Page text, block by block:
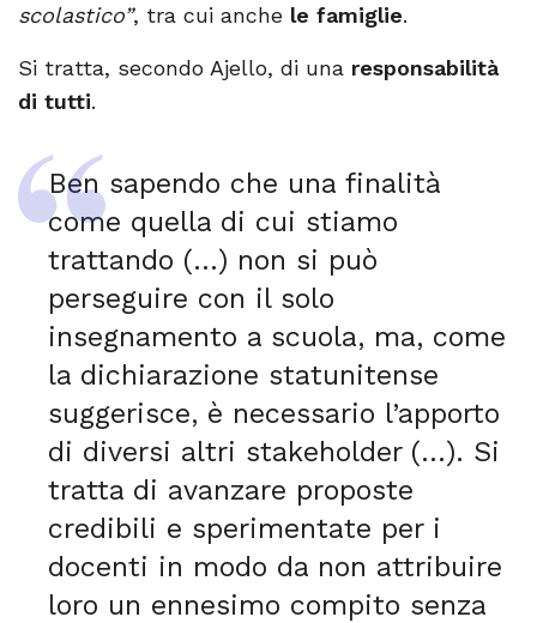
scolastico”, tra cui anche le famiglie.
Si tratta, secondo Ajello, di una responsabilità
di tutti.
Ben sapendo che una finalità
come quella di cui stiamo
trattando (…) non si può
perseguire con il solo
insegnamento a scuola, ma, come
la dichiarazione statunitense
suggerisce, è necessario l’apporto
di diversi altri stakeholder (…). Si
tratta di avanzare proposte
credibili e sperimentate per i
docenti in modo da non attribuire
loro un ennesimo compito senza